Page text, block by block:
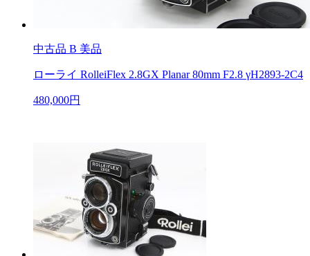
中古品 B 美品
ローライ RolleiFlex 2.8GX Planar 80mm F2.8 γH2893-2C4
480,000円